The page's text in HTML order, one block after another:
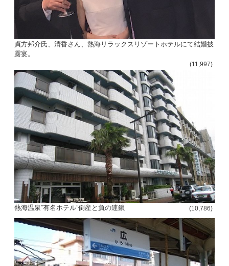
貞方邦介氏、清香さん、熱海リラックスリゾートホテルにて結婚披
露宴。
(11,997)
熱海温泉”有名ホテル”倒産と負の連鎖 (10,786)